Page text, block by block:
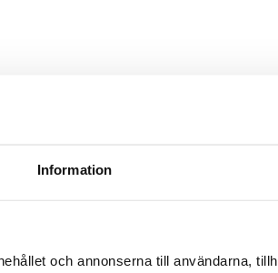
Information
och annonserna till användarna,